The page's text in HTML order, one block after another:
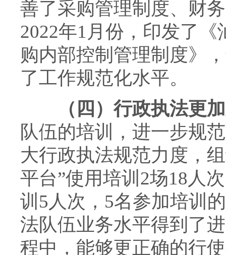
善了采购管理制度、财
2022年1月份，印发了
购内部控制管理制度》
了工作规范化水平。
（四）行政执法更加
队伍的培训，进一步规
大行政执法规范力度，
平台”使用培训2场18人
训5人次，5名参加培训
法队伍业务水平得到了
程中，能够更正确的行